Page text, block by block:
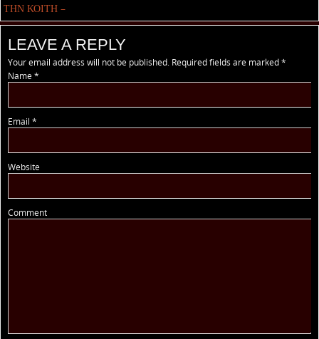
ΤΗΝ ΚΟΙΤΗ –
LEAVE A REPLY
Your email address will not be published. Required fields are marked*
Name*
Email *
Website
Comment